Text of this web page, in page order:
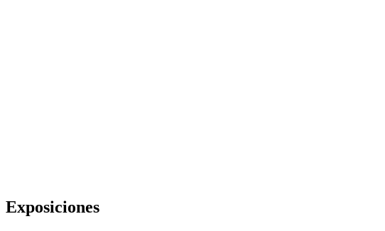
Exposiciones